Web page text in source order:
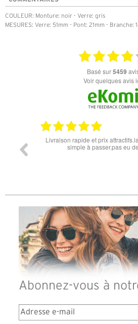
COULEUR: Monture: noir - Verre: gris
MESURES: Verre: 51mm - Pont: 21mm - Branche:
basé sur5459
Voir quelques avis
Livraison rapide et prix
simple à passer.pas eu
Abonnez-vous à